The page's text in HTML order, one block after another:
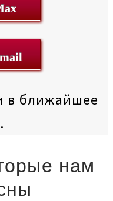
в ближайшее
нам